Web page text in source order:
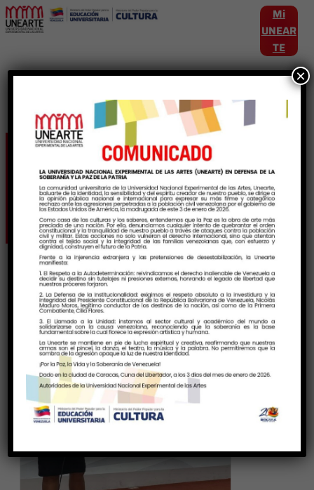
Mi
UNEAR
TE
Etiqueta:
AmbitoAcademico
×